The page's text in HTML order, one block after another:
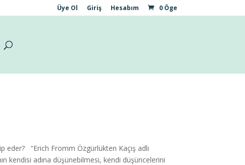
Üye Ol Giriş Hesabım 0 Öge
“Erich Fromm Özgürlükten Kaçış adlı
kendisi adına düşünebilmesi, kendi düşüncelerini